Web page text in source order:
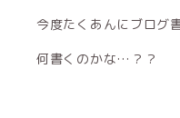
今度たくあんにブログ
何書くのかな…？？